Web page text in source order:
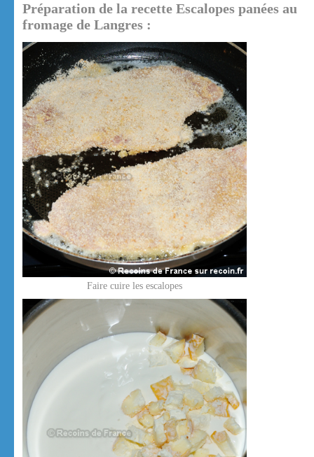
Préparation de la recette Escalopes panées au
fromage de Langres :
Faire cuire les escalopes